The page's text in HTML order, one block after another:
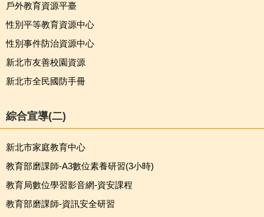
戶外教育資源平臺
性別平等教育資源中心
性別事件防治資源中心
新北市友善校園資源
新北市全民國防手冊
綜合宣導(二)
新北市家庭教育中心
教育部磨課師-A3數位素養研習(3小時)
教育局數位學習影音網-資安課程
教育部磨課師-資訊安全研習